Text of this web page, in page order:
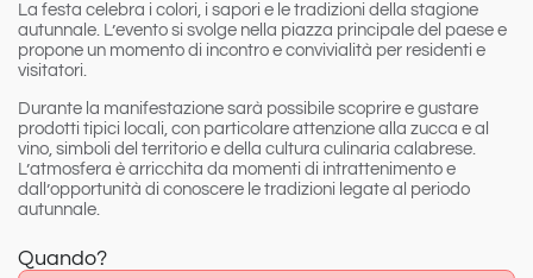
La festa celebra i colori, i sapori e le tradizioni della stagione
autunnale. L’evento si svolge nella piazza principale del paese e
propone un momento di incontro e convivialità per residenti e
visitatori.
Durante la manifestazione sarà possibile scoprire e gustare
prodotti tipici locali, con particolare attenzione alla zucca e al
vino, simboli del territorio e della cultura culinaria calabrese.
L’atmosfera è arricchita da momenti di intrattenimento e
dall’opportunità di conoscere le tradizioni legate al periodo
autunnale.
Quando?